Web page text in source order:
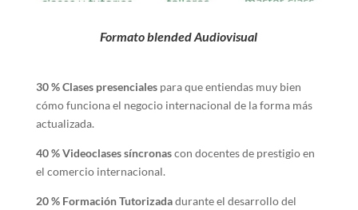
Formato blended Audiovisual
30 % Clases presencialespara que entiendas muy bien
cómo funciona el negocio internacional de la forma más
actualizada.
40 % Videoclases síncronascon docentes de prestigio en
el comercio internacional.
20 % Formación Tutorizadadurante el desarrollo del